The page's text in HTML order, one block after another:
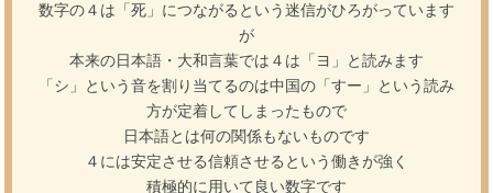
数字の４は「死」につながるという迷信がひろがっています
が
本来の日本語・大和言葉では４は「ヨ」と読みます
「シ」という音を割り当てるのは中国の「すー」という読み
方が定着してしまったもので
日本語とは何の関係もないものです
４には安定させる信頼させるという働きが強く
積極的に用いて良い数字です